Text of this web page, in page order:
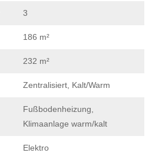
3
186 m²
232 m²
Zentralisiert, Kalt/Warm
Fußbodenheizung,
Klimaanlage warm/kalt
Elektro